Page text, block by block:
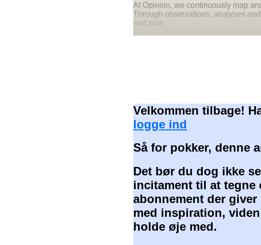
At Opinion, we continuously map
Through observations, analyses
and poin
Velkommen tilbage!
logge ind
Så for pokker, denne
Det bør du dog ikke
incitament til at tegne
abonnement der
med inspiration,
holde øje med.